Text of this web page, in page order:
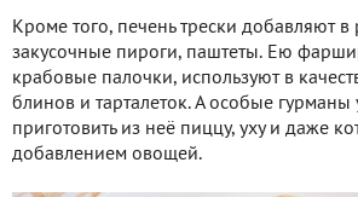
Кроме того, печень трески добавляют в
закусочные пироги, паштеты. Ею
крабовые палочки, используют в
блинов и тарталеток. А особые гурманы
приготовить из неё пиццу, уху и даже
добавлением овощей.